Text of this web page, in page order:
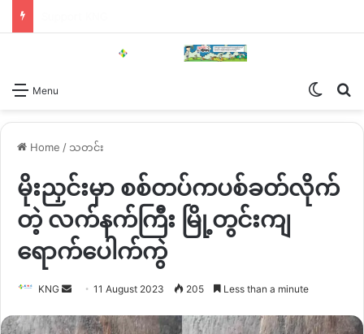
Menu
Home / သတင်း
မိုးညှင်းမှာ စစ်တပ်ကပစ်ခတ်လိုက်
တဲ့ လက်နက်ကြီး မြို့တွင်းကျ
ရောက်ပေါက်ကွဲ
KNG
Send
email
11 August 2023 205 Less than a minute